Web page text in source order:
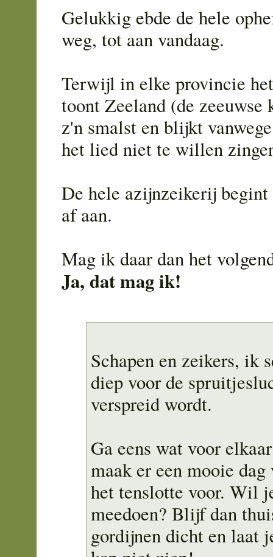
Gelukkig ebde de hele
weg, tot aan vandaag.
Terwijl in elke provincie
toont Zeeland (de zeeuwse
z'n smalst en blijkt
het lied niet te willen
De hele azijnzeikerij begint
af aan.
Mag ik daar dan het
Ja, dat mag ik!
Schapen en zeikers, ik
diep voor de
verspreid wordt.
Ga eens wat voor
maak er een mooie
het tenslotte voor. Wil
meedoen? Blijf dan
gordijnen dicht en laat